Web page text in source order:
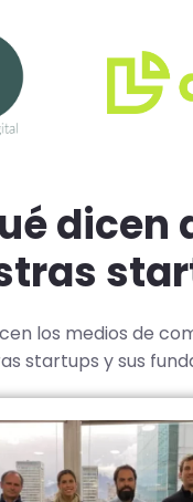
dicen
los medios de
startups y sus